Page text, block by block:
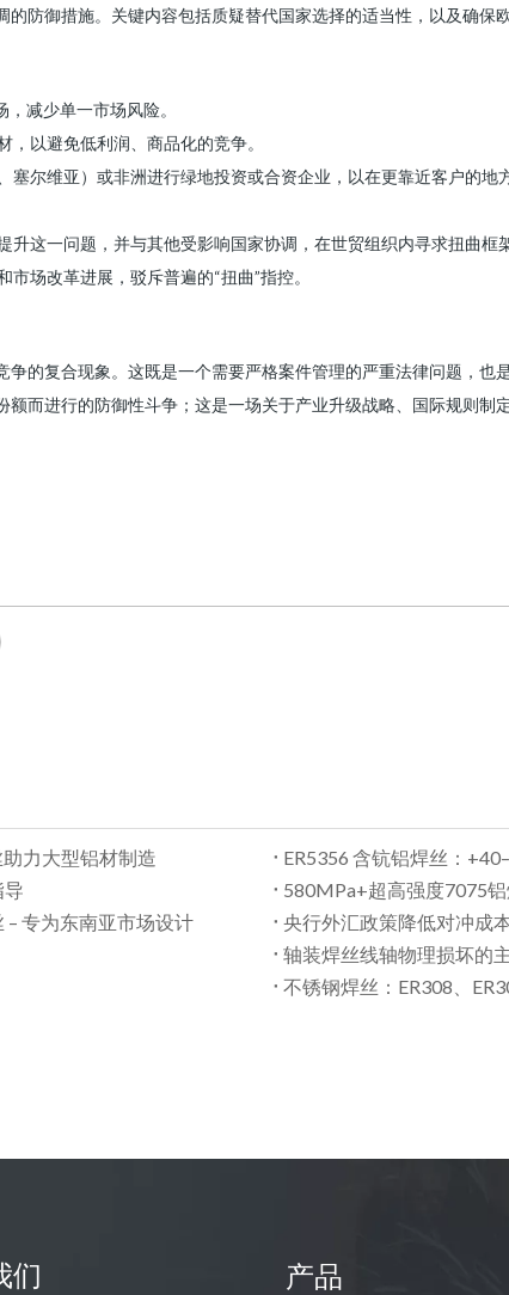
防御措施。关键内容包括质疑替代国家选择的适当性，以及确
减少单一市场风险。
以避免低利润、商品化的竞争。
尔维亚）或非洲进行绿地投资或合资企业，以在更靠近客户的地
这一问题，并与其他受影响国家协调，在世贸组织内寻求扭曲框
场改革进展，驳斥普遍的“扭曲”指控。
的复合现象。这既是一个需要严格案件管理的严重法律问题，也
而进行的防御性斗争；这是一场关于产业升级战略、国际规则
力大型铝材制造
ER5356 含钪铝焊丝：
导
580MPa+超高强度7075
– 专为东南亚市场设计
央行外汇政策降低对冲成
轴装焊丝线轴物理损坏的
不锈钢焊丝：ER308、
们 产品